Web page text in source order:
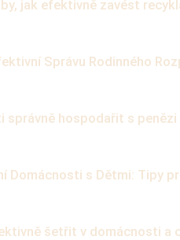
jak efektivně zavést
Správu Rodinného
správně hospodařit s penězi
Domácnosti s Dětmi: Tipy
šetřit v domácnosti a